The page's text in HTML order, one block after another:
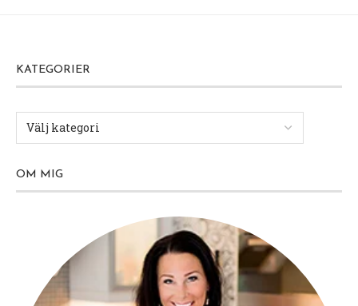
KATEGORIER
OM MIG